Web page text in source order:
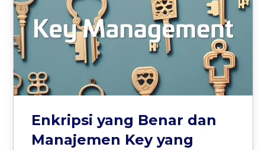
Enkripsi yang Benar dan
Manajemen Key yang